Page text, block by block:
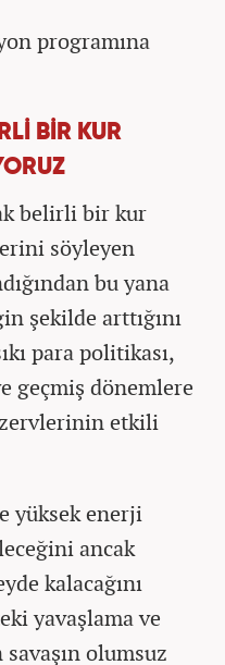
BİR KUR
belirli bir kur
söyleyen
bu yana
şekilde arttığını
para politikası,
geçmiş dönemlere
etkili
yüksek enerji
ancak
kalacağını
yavaşlama ve
savaşın olumsuz